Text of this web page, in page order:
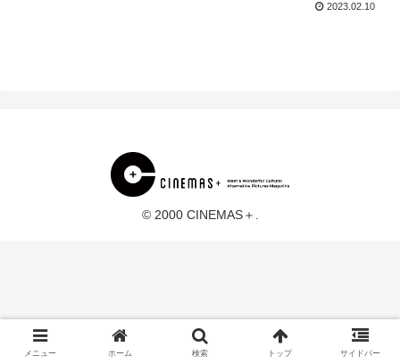
2023.02.10
© 2000 CINEMAS＋.
メニュー ホーム 検索 トップ サイドバー